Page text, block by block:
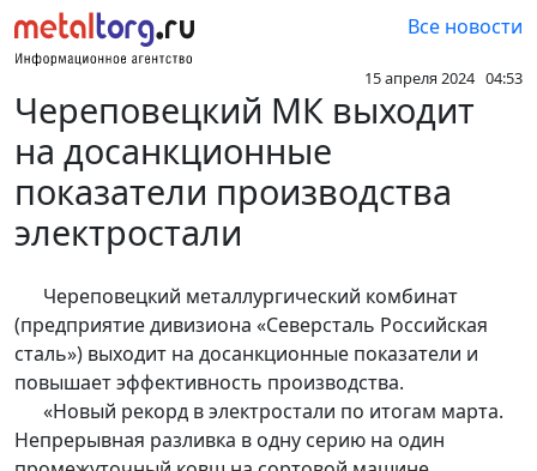
Все новости
15 апреля 2024 04:53
Череповецкий МК выходит
на досанкционные
показатели производства
электростали
Череповецкий металлургический комбинат
(предприятие дивизиона «Северсталь Российская
сталь») выходит на досанкционные показатели и
повышает эффективность производства.
«Новый рекорд в электростали по итогам марта.
Непрерывная разливка в одну серию на один